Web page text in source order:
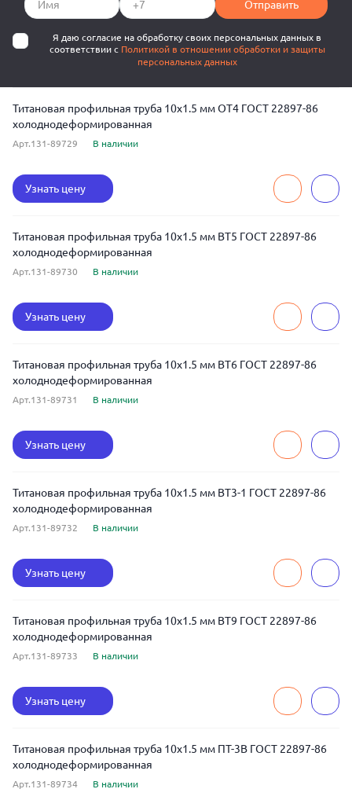
Отправить
Я даю согласие на обработку своих персональных данных в
соответствии с Политикой в отношении обработки и защиты
персональных данных
Титановая профильная труба 10x1.5 мм ОТ4 ГОСТ 22897-86
холоднодеформированная
Арт.131-89729 В наличии
Узнать цену
Титановая профильная труба 10x1.5 мм ВТ5 ГОСТ 22897-86
холоднодеформированная
Арт.131-89730 В наличии
Узнать цену
Титановая профильная труба 10x1.5 мм ВТ6 ГОСТ 22897-86
холоднодеформированная
Арт.131-89731 В наличии
Узнать цену
Титановая профильная труба 10x1.5 мм ВТ3-1 ГОСТ 22897-86
холоднодеформированная
Арт.131-89732 В наличии
Узнать цену
Титановая профильная труба 10x1.5 мм ВТ9 ГОСТ 22897-86
холоднодеформированная
Арт.131-89733 В наличии
Узнать цену
Титановая профильная труба 10x1.5 мм ПТ-3В ГОСТ 22897-86
холоднодеформированная
Арт.131-89734 В наличии